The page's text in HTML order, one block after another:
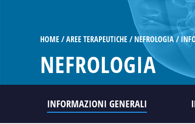
NEFROLOGIA
HOME AREE TERAPEUTICHE NEFROLOGIA
INFORMAZIONI GENERALI